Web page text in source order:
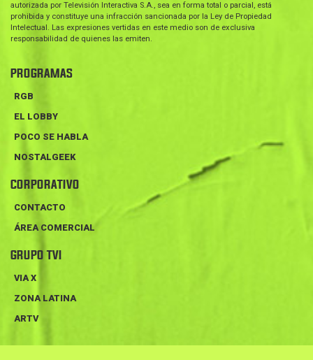
autorizada por Televisión Interactiva S.A., sea en forma total o parcial, está
prohibida y constituye una infracción sancionada por la Ley de Propiedad
Intelectual. Las expresiones vertidas en este medio son de exclusiva
responsabilidad de quienes las emiten.
PROGRAMAS
RGB
EL LOBBY
POCO SE HABLA
NOSTALGEEK
CORPORATIVO
CONTACTO
ÁREA COMERCIAL
GRUPO TVI
VIA X
ZONA LATINA
ARTV